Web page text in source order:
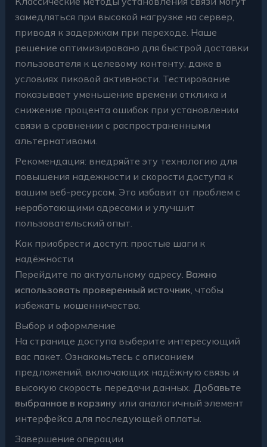
замедляться при высокой нагрузке на сервер,
приводя к задержкам при переходе. Наше
решение оптимизировано для быстрой доставки
пользователя к целевому контенту, даже в
условиях пиковой активности. Тестирование
показывает уменьшение времени отклика и
снижение процента ошибок при установлении
связи в сравнении с распространенными
альтернативами.
Рекомендация: внедряйте эту технологию для
повышения надежности и скорости доступа к
вашим веб-ресурсам. Это избавит от проблем с
неработающими адресами и улучшит
пользовательский опыт.
Как приобрести доступ: простые шаги к
надёжности
Перейдите по актуальному адресу. Важно
использовать проверенный источник , чтобы
избежать мошенничества.
Выбор и оформление
На странице доступа выберите интересующий
вас пакет. Ознакомьтесь с описанием
предложений, включающих надёжную связь и
высокую скорость передачи данных. Добавьте
выбранное в корзинуили аналогичный элемент
интерфейса для последующей оплаты.
Завершение операции